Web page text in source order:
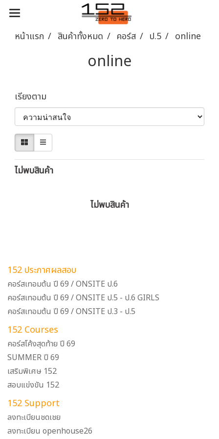
หน้าแรก สินค้าทั้งหมด คอร์ส ป.5 online
online
เรียงตาม
ไม่พบสินค้า
ไม่พบสินค้า
152 ประกาศผลสอบ
คอร์สเทอมต้น ปี 69 / ONSITE ป.6
คอร์สเทอมต้น ปี 69 / ONSITE ป.5 - ป.6 GIRLS
คอร์สเทอมต้น ปี 69 / ONSITE ป.3 - ป.5
152 Courses
คอร์สโค้งสุดท้าย ปี 69
SUMMER ปี 69
เสริมพิเศษ 152
สอบแข่งขัน 152
152 Support
ลงทะเบียนชดเชย
ลงทะเบียน openhouse26